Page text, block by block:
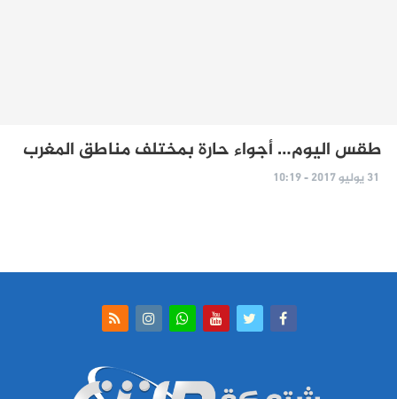
طقس اليوم… أجواء حارة بمختلف مناطق المغرب
31 يوليو 2017 - 10:19